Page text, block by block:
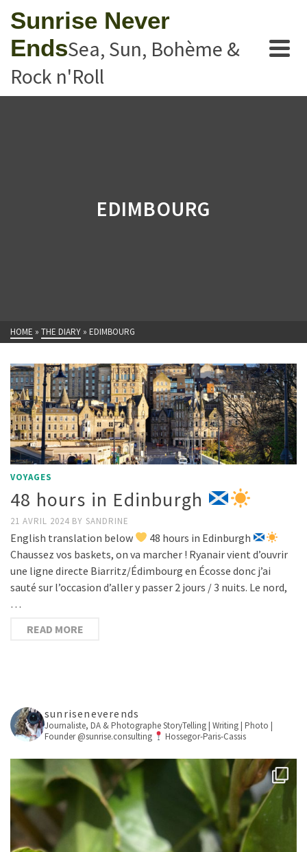
Sunrise Never
EndsSea, Sun, Bohème &
Rock n'Roll
EDIMBOURG
HOME » THE DIARY » EDIMBOURG
VOYAGES
48 hours in Edinburgh
21 AVRIL 2024 BY SANDRINE
English translation below
48 hours in Edinburgh
Chaussez vos baskets, on va marcher ! Ryanair vient d’ouvrir
une ligne directe Biarritz/Édimbourg en Écosse donc j’ai
sauté sur l’occasion d’aller y passer 2 jours / 3 nuits. Le nord,
…
READ MORE
sunriseneverends
Journaliste, DA & PhotographeStoryTelling | Writing | Photo |
Founder @sunrise.consulting
Hossegor-Paris-Cassis